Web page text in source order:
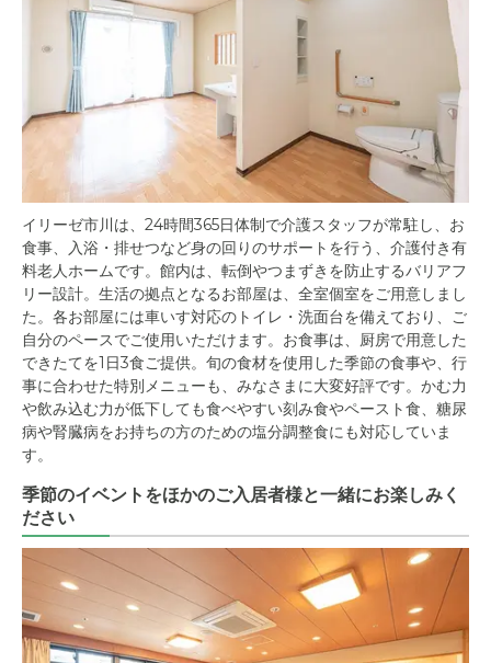
イリーゼ市川は、24時間365日体制で介護スタッフが常駐し、お
食事、入浴・排せつなど身の回りのサポートを行う、介護付き有
料老人ホームです。館内は、転倒やつまずきを防止するバリアフ
リー設計。生活の拠点となるお部屋は、全室個室をご用意しまし
た。各お部屋には車いす対応のトイレ・洗面台を備えており、ご
自分のペースでご使用いただけます。お食事は、厨房で用意した
できたてを1日3食ご提供。旬の食材を使用した季節の食事や、行
事に合わせた特別メニューも、みなさまに大変好評です。かむ力
や飲み込む力が低下しても食べやすい刻み食やペースト食、糖尿
病や腎臓病をお持ちの方のための塩分調整食にも対応していま
す。
季節のイベントをほかのご入居者様と一緒にお楽しみく
ださい